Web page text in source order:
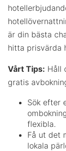
är din bästa
hitta prisvärda
Vårt Tips: Håll
gratis
Sök efter
flexibla.
Få ut det
lokala